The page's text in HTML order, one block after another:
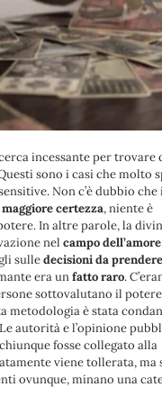
incessante per trovare
sono i casi che molto
Non c’è dubbio che
certezza, niente è
In altre parole, la
nel campo dell’amore
sulledecisioni da prendere
era unfatto raro.
sottovalutano il
metodologia è stata
autorità e l’opinione
fosse collegato alla
viene tollerata, ma
ovunque, minano una